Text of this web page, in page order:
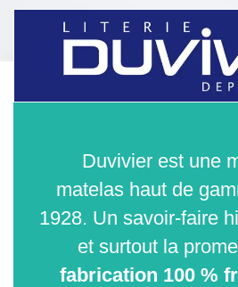
Duvivier est une
matelas haut de
1928. Un savoir-faire
et surtout la
fabrication 100 %